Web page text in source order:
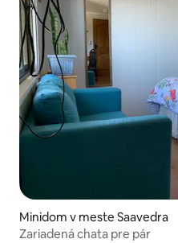
Minidom v meste Saavedra
Zariadená chata pre pár